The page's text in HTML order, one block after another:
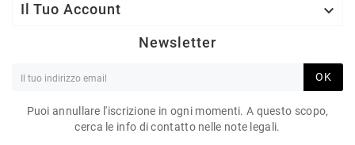
Il Tuo Account 
Newsletter
OK
Puoi annullare l'iscrizione in ogni momenti. A questo scopo,
cerca le info di contatto nelle note legali.